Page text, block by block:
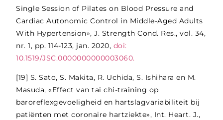
Single Session of Pilates on Blood Pressure and
Cardiac Autonomic Control in Middle-Aged Adults
With Hypertension», J. Strength Cond. Res., vol. 34,
nr. 1, pp. 114-123, jan. 2020, doi:
10.1519/JSC.0000000000003060.
[19] S. Sato, S. Makita, R. Uchida, S. Ishihara en M.
Masuda, «Effect van tai chi-training op
baroreflexgevoeligheid en hartslagvariabiliteit bij
patiënten met coronaire hartziekte», Int. Heart. J.,